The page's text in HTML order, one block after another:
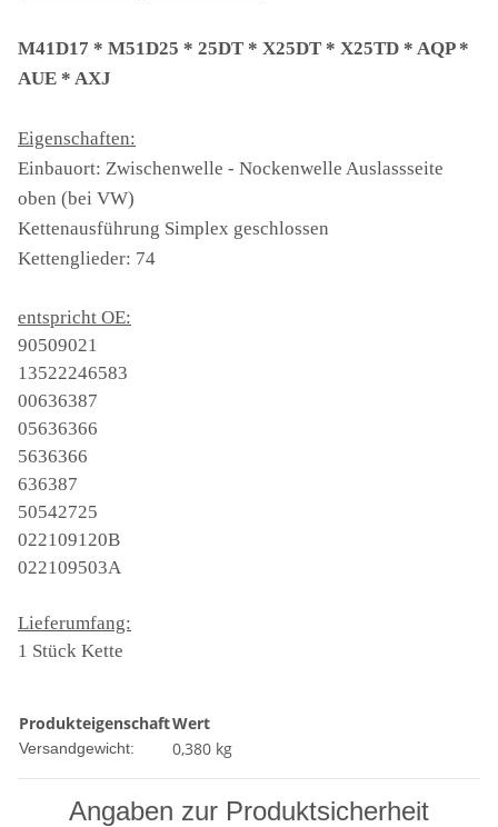
M41D17 * M51D25 * 25DT * X25DT * X25TD * AQP *
AUE * AXJ
Eigenschaften:
Einbauort: Zwischenwelle - Nockenwelle Auslassseite
oben (bei VW)
Kettenausführung Simplex geschlossen
Kettenglieder: 74
entspricht OE:
90509021
13522246583
00636387
05636366
5636366
636387
50542725
022109120B
022109503A
Lieferumfang:
1 Stück Kette
ProdukteigenschaftWert
Versandgewicht: 0,380 kg
Angaben zur Produktsicherheit